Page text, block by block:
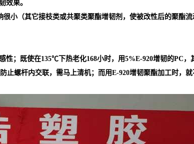
效果。
小（其它接枝类或共聚类聚酯增韧剂，使被改性后的聚酯
；既使在135℃下热老化168小时，用5%E-920增韧的PC，
螺杆内交联，需马上清机；而用E-920增韧聚酯加工时，就